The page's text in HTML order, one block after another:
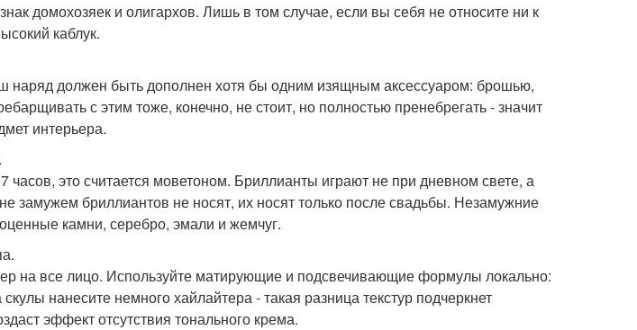
домохозяек и олигархов. Лишь в том случае, если вы себя не относите ни к
каблук.
наряд должен быть дополнен хотя бы одним изящным аксессуаром: брошью,
с этим тоже, конечно, не стоит, но полностью пренебрегать - значит
интерьера.
часов, это считается моветоном. Бриллианты играют не при дневном свете, а
замужем бриллиантов не носят, их носят только после свадьбы. Незамужние
камни, серебро, эмали и жемчуг.
на все лицо. Используйте матирующие и подсвечивающие формулы локально:
нанесите немного хайлайтера - такая разница текстур подчеркнет
эффект отсутствия тонального крема.